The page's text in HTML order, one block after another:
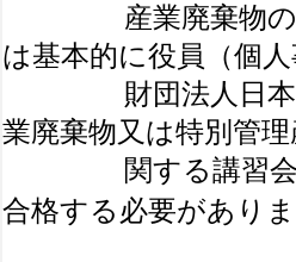
産業廃棄物の収集
は基本的に役員（個
財団法人日本産業
業廃棄物又は特別管
関する講習会」の
合格する必要があり